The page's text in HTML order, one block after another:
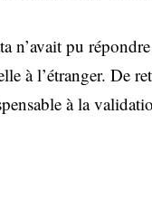
n’avait pu
à l’étranger. De
à la